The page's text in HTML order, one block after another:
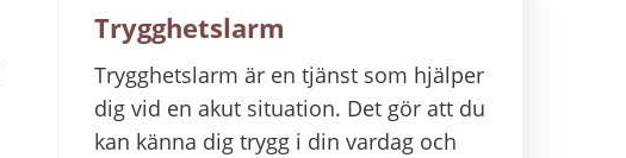
Trygghetslarm
Trygghetslarm är en tjänst som hjälper
dig vid en akut situation. Det gör att du
kan känna dig trygg i din vardag och